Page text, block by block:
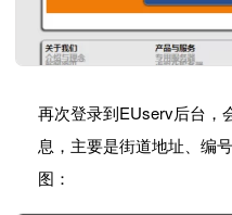
再次登录到EUserv后台，
息，主要是街道地址、编
图：